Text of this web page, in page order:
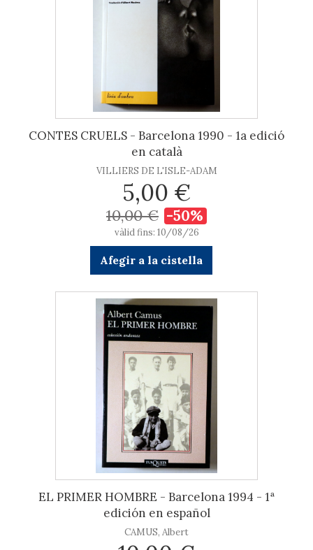
CONTES CRUELS - Barcelona 1990 - 1a edició
en català
VILLIERS DE L'ISLE-ADAM
5,00 €
10,00 € -50%
vàlid fins: 10/08/26
Afegir a la cistella
EL PRIMER HOMBRE - Barcelona 1994 - 1ª
edición en español
CAMUS, Albert